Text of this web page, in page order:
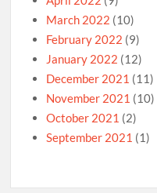
March 2022 (10)
February 2022 (9)
January 2022 (12)
December 2021 (11)
November 2021 (10)
October 2021 (2)
September 2021 (1)